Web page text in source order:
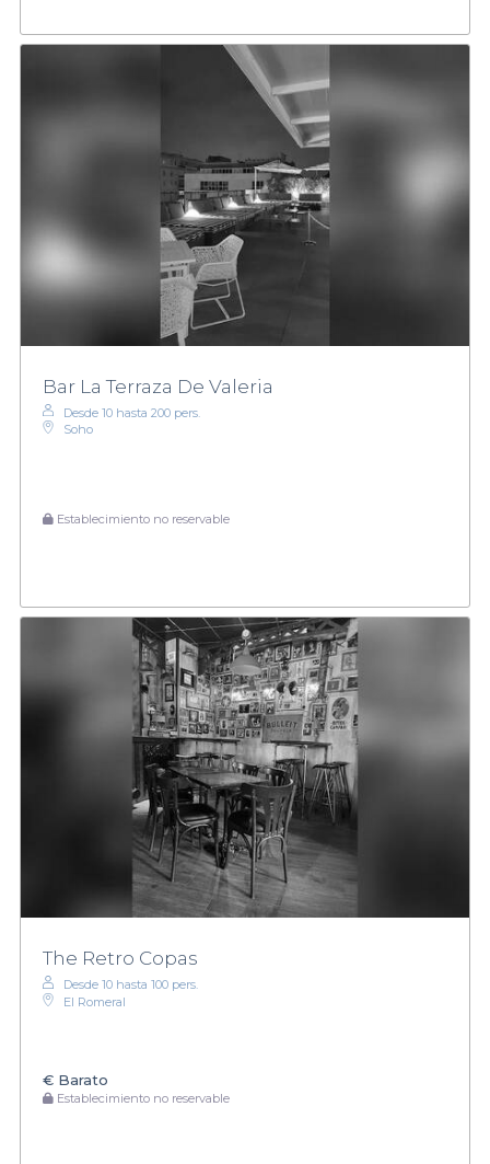
Bar La Terraza De Valeria
Desde 10 hasta 200 pers.
Soho
Establecimiento no reservable
The Retro Copas
Desde 10 hasta 100 pers.
El Romeral
€ Barato
Establecimiento no reservable